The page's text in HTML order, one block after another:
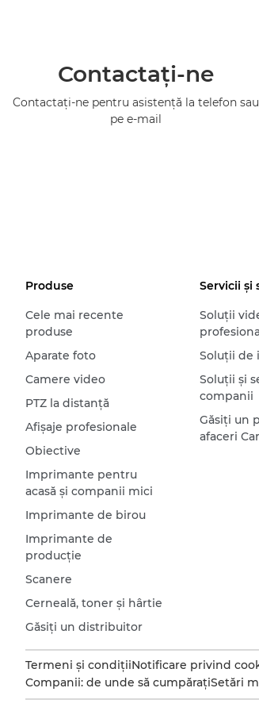
Contactaţi-ne
Contactaţi-ne pentru asistenţă la telefon sau
pe e-mail
Produse
Cele mai recente
produse
Aparate foto
Camere video
PTZ la distanţă
Afişaje profesionale
Obiective
Imprimante pentru
acasă şi companii mici
Imprimante de birou
Imprimante de
producţie
Scanere
Cerneală, toner şi hârtie
Găsiţi un distribuitor
Servicii şi
Soluţii
Soluţii de
Soluţii şi
companii
Găsiţi un
afaceri
Termeni şi condiţiiNotificare privind
Companii: de unde să cumpăraţiSetări